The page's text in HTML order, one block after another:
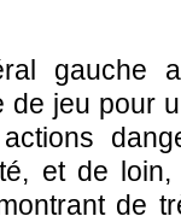
gauche
jeu pour
et de
de